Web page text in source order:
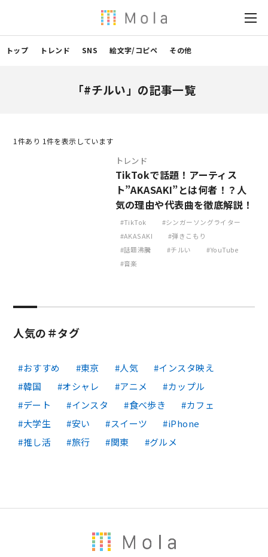
トップ トレンド SNS 絵文字/コピペ その他
「#チルい」の記事一覧
1 件あり 1件を表示しています
トレンド
TikTokで話題！アーティス
ト”AKASAKI”とは何者！？人
気の理由や代表曲を徹底解説！
TikTok
シンガーソングライター
AKASAKI
弾きこもり
話題沸騰
チルい
YouTube
音楽
人気の＃タグ
おすすめ 東京 人気
インスタ映え
韓国
オシャレ アニメ
カップル
デート
インスタ 食べ歩き
カフェ
大学生
安い スイーツ
iPhone
推し活
旅行 関東 グルメ